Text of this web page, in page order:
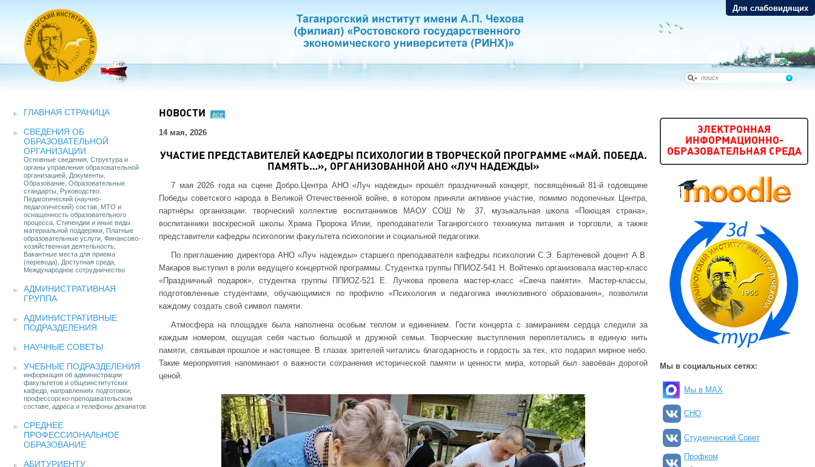
Для слабовидящих
ГЛАВНАЯ СТРАНИЦА
СВЕДЕНИЯ ОБ
ОБРАЗОВАТЕЛЬНОЙ
ОРГАНИЗАЦИИ
Основные сведения, Структура и
органы управления образовательной
организацией, Документы,
Образование, Образовательные
стандарты, Руководство.
Педагогический (научно-
педагогический) состав, МТО и
оснащенность образовательного
процесса, Стипендии и иные виды
материальной поддержки, Платные
образовательные услуги, Финансово-
хозяйственная деятельность,
Вакантные места для приема
(перевода), Доступная среда,
Международное сотрудничество
АДМИНИСТРАТИВНАЯ
ГРУППА
АДМИНИСТРАТИВНЫЕ
ПОДРАЗДЕЛЕНИЯ
НАУЧНЫЕ СОВЕТЫ
УЧЕБНЫЕ ПОДРАЗДЕЛЕНИЯ
информация об администрации
факультетов и общеинститутских
кафедр, направлениях подготовки,
профессорско-преподавательском
составе, адреса и телефоны деканатов
СРЕДНЕЕ
ПРОФЕССИОНАЛЬНОЕ
ОБРАЗОВАНИЕ
АБИТУРИЕНТУ
НОВОСТИ все
14 мая, 2026
УЧАСТИЕ ПРЕДСТАВИТЕЛЕЙ КАФЕДРЫ ПСИХОЛОГИИ В ТВОРЧЕСКОЙ ПРОГРАММЕ «МАЙ. ПОБЕДА.
ПАМЯТЬ…», ОРГАНИЗОВАННОЙ АНО «ЛУЧ НАДЕЖДЫ»
7 мая 2026 года на сцене Добро.Центра АНО «Луч надежды» прошёл праздничный концерт, посвящённый 81-й годовщине
Победы советского народа в Великой Отечественной войне, в котором приняли активное участие, помимо подопечных Центра,
партнёры организации: творческий коллектив воспитанников МАОУ СОШ № 37, музыкальная школа «Поющая страна»,
воспитанники воскресной школы Храма Пророка Илии, преподаватели Таганрогского техникума питания и торговли, а также
представители кафедры психологии факультета психологии и социальной педагогики.
По приглашению директора АНО «Луч надежды» старшего преподавателя кафедры психологии С.Э. Бартеневой доцент А.В.
Макаров выступил в роли ведущего концертной программы. Студентка группы ППИОZ-541 Н. Войтенко организовала мастер-класс
«Праздничный подарок», студентка группы ППИОZ-521 Е. Лучкова провела мастер-класс «Свеча памяти». Мастер-классы,
подготовленные студентами, обучающимися по профилю «Психология и педагогика инклюзивного образования», позволили
каждому создать свой символ памяти.
Атмосфера на площадке была наполнена особым теплом и единением. Гости концерта с замиранием сердца следили за
каждым номером, ощущая себя частью большой и дружной семьи. Творческие выступления переплетались в единую нить
памяти, связывая прошлое и настоящее. В глазах зрителей читались благодарность и гордость за тех, кто подарил мирное небо.
Такие мероприятия напоминают о важности сохранения исторической памяти и ценности мира, который был завоёван дорогой
ценой.
ЭЛЕКТРОННАЯ
ИНФОРМАЦИОННО-
ОБРАЗОВАТЕЛЬНАЯ СРЕДА
Мы в социальных сетях:
Мы в MAX
СНО
Студенческий Совет
Профком